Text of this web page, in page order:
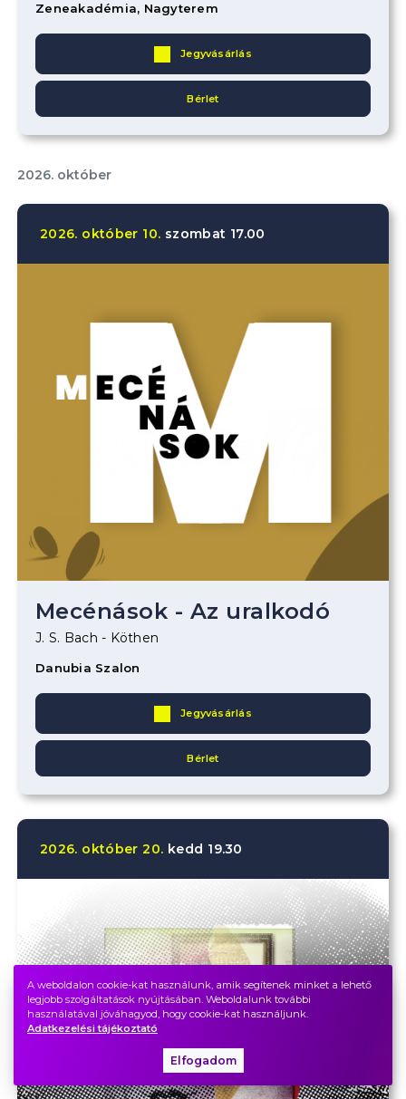
Zeneakadémia, Nagyterem
Jegyvásárlás
Bérlet
2026. október
2026. október 10. szombat 17.00
Mecénások - Az uralkodó
J. S. Bach - Köthen
Danubia Szalon
Jegyvásárlás
Bérlet
2026. október 20. kedd 19.30
A weboldalon cookie-kat használunk, amik segítenek minket a lehető
legjobb szolgáltatások nyújtásában. Weboldalunk további
használatával jóváhagyod, hogy cookie-kat használjunk.
Adatkezelési tájékoztató
Elfogadom